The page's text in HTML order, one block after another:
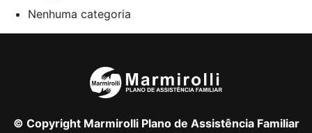
Nenhuma categoria
© Copyright Marmirolli Plano de Assistência Familiar